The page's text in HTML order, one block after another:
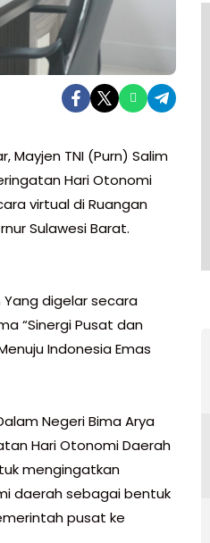
Mayjen TNI (Purn) Salim
Hari Otonomi
virtual di Ruangan
Sulawesi Barat.
digelar secara
“Sinergi Pusat dan
Indonesia Emas
Negeri Bima Arya
Hari Otonomi Daerah
mengingatkan
daerah sebagai bentuk
pusat ke